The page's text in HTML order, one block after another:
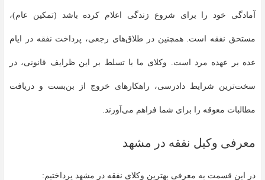
آمادگی خود را برای شروع زندگی اعلام کرده باشد (تمکین عام)،
مستحق نفقه است. همچنین در طلاق‌های رجعی، پرداخت نفقه در ایام
عده بر عهده مرد است. وکلای ما با تسلط بر این ظرایف قانونی، در
سخت‌ترین شرایط دادرسی، راهکارهای خروج از بن‌بست و دریافت
مطالبات معوقه را برای شما فراهم می‌آورند.
معرفی وکیل نفقه در مشهد
در این قسمت به معرفی بهترین وکلای نفقه در مشهد پرداختیم: